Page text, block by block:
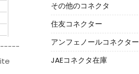
その他のコネクタ
住友コネクター
アンフェノールコネクター
JAEコネクタ在庫